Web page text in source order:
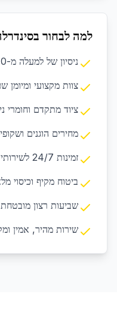
למה לבחור
ניסיון של למעלה מ-10 שנים בתחום הניקיון המקצועי
צוות מקצועי
ציוד מתקדם וחומרי
מחירים הוגנים
זמינות 24/7 לשירותי חירום ובקשות דחופות
ביטוח מקיף וכיסוי
שביעות רצון
שירות מהיר, אמין